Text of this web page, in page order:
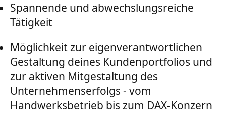
Spannende und abwechslungsreiche
Tätigkeit
Möglichkeit zur eigenverantwortlichen
Gestaltung deines Kundenportfolios und
zur aktiven Mitgestaltung des
Unternehmenserfolgs - vom
Handwerksbetrieb bis zum DAX-Konzern